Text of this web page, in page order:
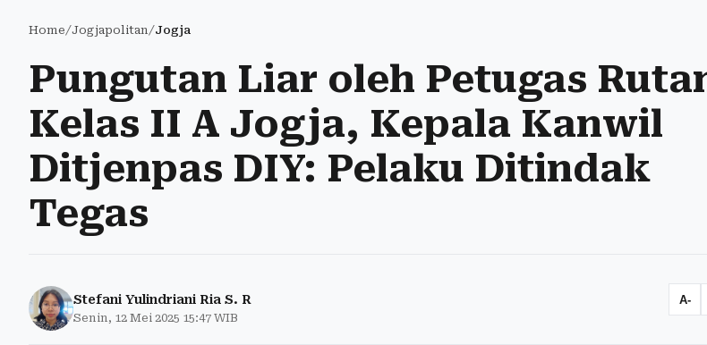
Home/Jogjapolitan/Jogja
Pungutan Liar oleh Petugas
Kelas II A Jogja, Kepala Kanwil
Ditjenpas DIY: Pelaku Ditindak
Tegas
Stefani Yulindriani Ria S. R
Senin, 12 Mei 2025 15:47 WIB
A-